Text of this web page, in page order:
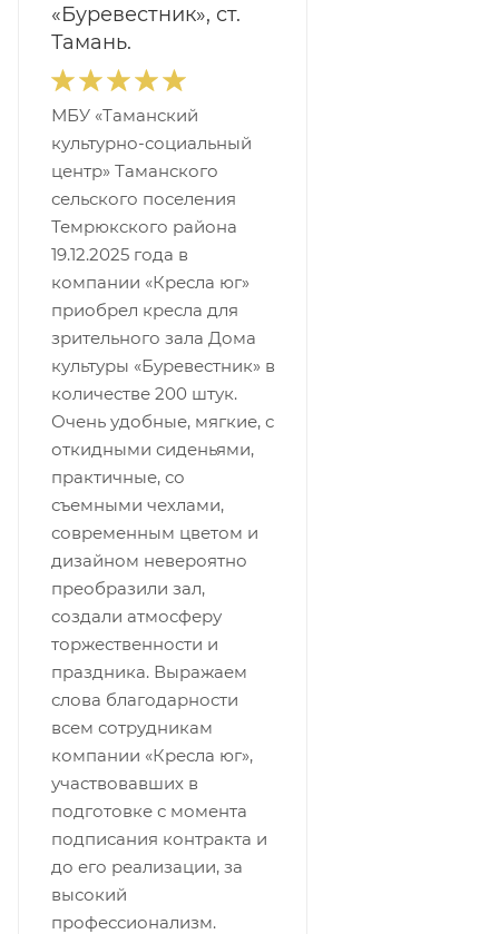
«Буревестник», ст.
Тамань.
МБУ «Таманский
культурно-социальный
центр» Таманского
сельского поселения
Темрюкского района
19.12.2025 года в
компании «Кресла юг»
приобрел кресла для
зрительного зала Дома
культуры «Буревестник» в
количестве 200 штук.
Очень удобные, мягкие, с
откидными сиденьями,
практичные, со
съемными чехлами,
современным цветом и
дизайном невероятно
преобразили зал,
создали атмосферу
торжественности и
праздника. Выражаем
слова благодарности
всем сотрудникам
компании «Кресла юг»,
участвовавших в
подготовке с момента
подписания контракта и
до его реализации, за
высокий
профессионализм.